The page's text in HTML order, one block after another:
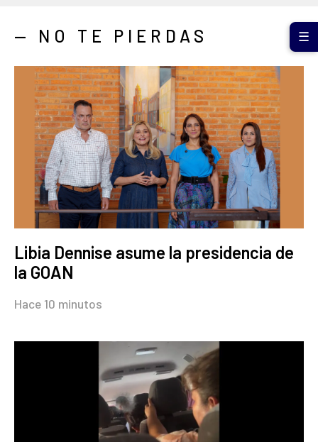
— NO TE PIERDAS
Libia Dennise asume la presidencia de
la GOAN
Hace 10 minutos
☰